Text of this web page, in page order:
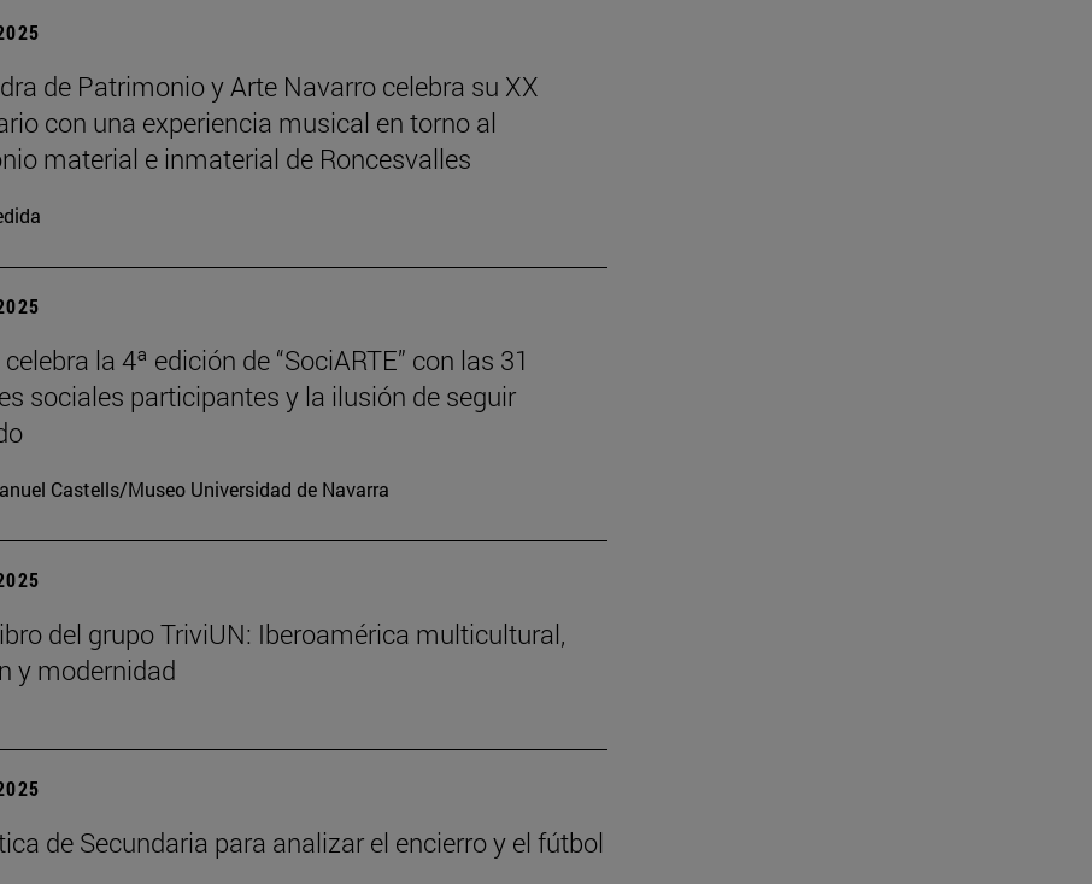
de Patrimonio y Arte Navarro celebra su XX
con una experiencia musical en torno al
material e inmaterial de Roncesvalles
la 4ª edición de “SociARTE” con las 31
sociales participantes y la ilusión de seguir
Castells/Museo Universidad de Navarra
del grupo TriviUN: Iberoamérica multicultural,
y modernidad
de Secundaria para analizar el encierro y el fútbol